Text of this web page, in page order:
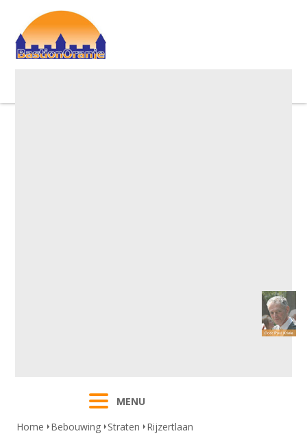
MENU
Home
Bebouwing Straten
Rijzertlaan